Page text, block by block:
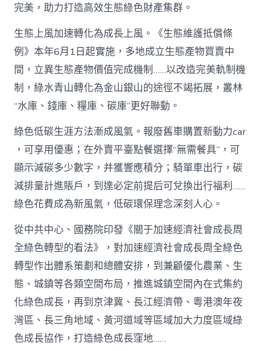
完美，助力打造高效生態綠色財產集群。
生態上風加速轉化為成長上風。《生態維護抵償條
例》本年6月1日起實施，多地成立生態產物買賣中
間，立異生態產物價值完成機制……以改造完美軌制機
制，綠水青山轉化為金山銀山的途徑不竭拓展，叢林
“水庫、錢庫、糧庫、碳庫”更好聯動。
綠色低碳生涯方法漸成風氣。報廢舊車購置新動力car
，可享用優惠；在外賣平臺點餐選擇“無需餐具”，可
顯示減碳多少數字，并獲響應積分；騎單車出行，碳
減排量計進賬戶，到達必定前提后可兌換出行福利……
綠色花費成為新風氣，低碳環保理念深刻人心。
從中共中心、國務院印發《關于加速經濟社會成長周
全綠色轉型的看法》，對加速經濟社會成長周全綠色
轉型作出體系策劃和總體安排，到兼顧優化農業、生
態、城鎮等各類空間布局，推進城鎮空間內在式集約
化綠色成長，再到京津冀、長江經濟帶、粵港澳年夜
灣區、長三角地域、黃河道域等區域加大力度區域綠
色成長協作，打造綠色成長窪地……